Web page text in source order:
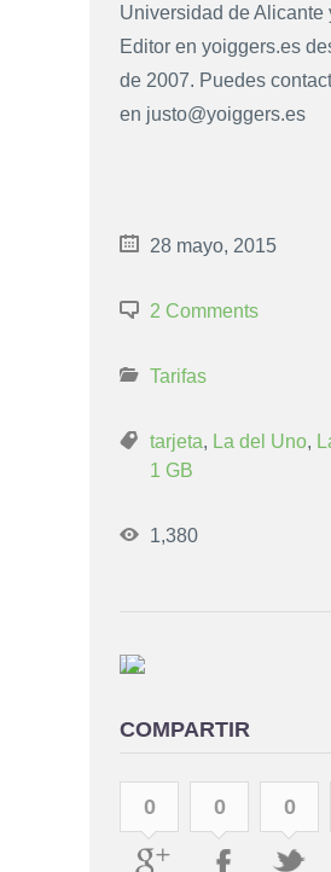
Universidad de Alicante
Editor en yoiggers.es
de 2007. Puedes
en justo@yoiggers.es
28 mayo, 2015
2 Comments
Tarifas
tarjeta, La del Uno,
1 GB
1,380
COMPARTIR
0 0 0